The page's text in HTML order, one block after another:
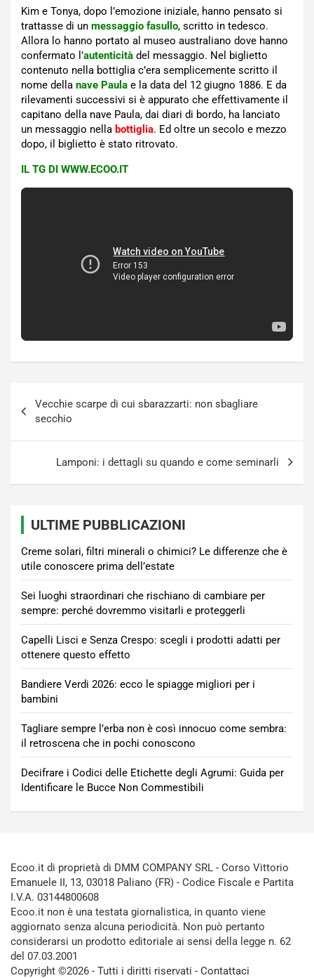
Kim e Tonya, dopo l’emozione iniziale, hanno pensato si
trattasse di un messaggio fasullo, scritto in tedesco.
Allora lo hanno portato al museo australiano dove hanno
confermato l’autenticità del messaggio. Nel biglietto
contenuto nella bottiglia c’era semplicemente scritto il
nome della nave Paula e la data del 12 giugno 1886. E da
rilevamenti successivi si è appurato che effettivamente il
capitano della nave Paula, dai diari di bordo, ha lanciato
un messaggio nella bottiglia. Ed oltre un secolo e mezzo
dopo, il biglietto è stato ritrovato.
IL TG DI WWW.ECOO.IT
articoli
Vecchie scarpe di cui sbarazzarti: non sbagliare
secchio
Lamponi: i dettagli su quando e come seminarli
ULTIME PUBBLICAZIONI
Creme solari, filtri minerali o chimici? Le differenze che è
utile conoscere prima dell’estate
Sei luoghi straordinari che rischiano di cambiare per
sempre: perché dovremmo visitarli e proteggerli
Capelli Lisci e Senza Crespo: scegli i prodotti adatti per
ottenere questo effetto
Bandiere Verdi 2026: ecco le spiagge migliori per i
bambini
Tagliare sempre l’erba non è così innocuo come sembra:
il retroscena che in pochi conoscono
Decifrare i Codici delle Etichette degli Agrumi: Guida per
Identificare le Bucce Non Commestibili
Ecoo.it di proprietà di DMM COMPANY SRL - Corso Vittorio
Emanuele II, 13, 03018 Paliano (FR) - Codice Fiscale e Partita
I.V.A. 03144800608
Ecoo.it non è una testata giornalistica, in quanto viene
aggiornato senza alcuna periodicità. Non può pertanto
considerarsi un prodotto editoriale ai sensi della legge n. 62
del 07.03.2001
Copyright ©2026 - Tutti i diritti riservati - Contattaci